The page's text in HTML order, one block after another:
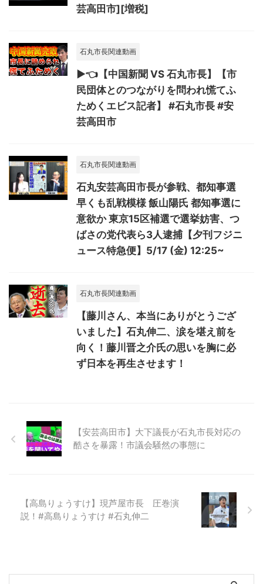
芸高田市][増税]
石丸市長関連動画
▶️👈【中国新聞 VS 石丸市長】【市
民団体とのつながりを問われ慌てふ
ためくエビス記者】 #石丸市長 #安
芸高田市
石丸市長関連動画
石丸安芸高田市長が参戦、都知事選
早くも乱戦模様 飯山陽氏 都知事選に
意欲か 東京15区補選で選挙妨害、つ
ばさの党代表ら3人逮捕【夕刊フジニ
ュース特急便】5/17 (金) 12:25~
石丸市長関連動画
【藤川さん、本当にありがとうござ
いました】石丸伸二、涙を堪え前を
向く！藤川晋之介氏の思いを胸に必
ず日本を再生させます！
【安芸高田市】大下議長が石丸市長対応の
酷さを暴露！市議会騒然の事態に
【高島りょうすけ】現芦屋市長 圧巻演
説！#高島りょうすけ #石丸伸二